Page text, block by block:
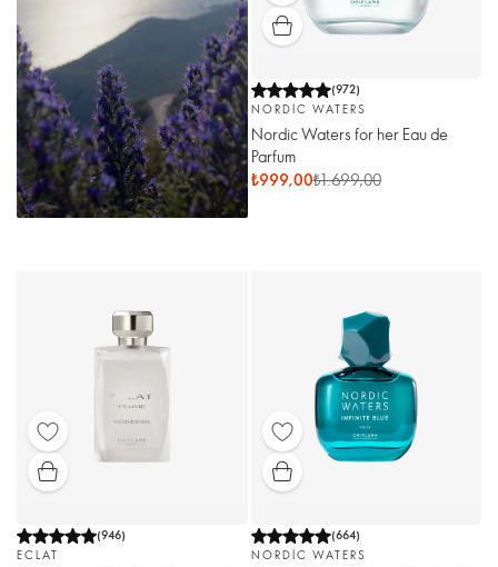
(972)
NORDIC WATERS
Nordic Waters for her Eau de
Parfum
₺999,00₺1.699,00
(946)
ECLAT
(664)
NORDIC WATERS